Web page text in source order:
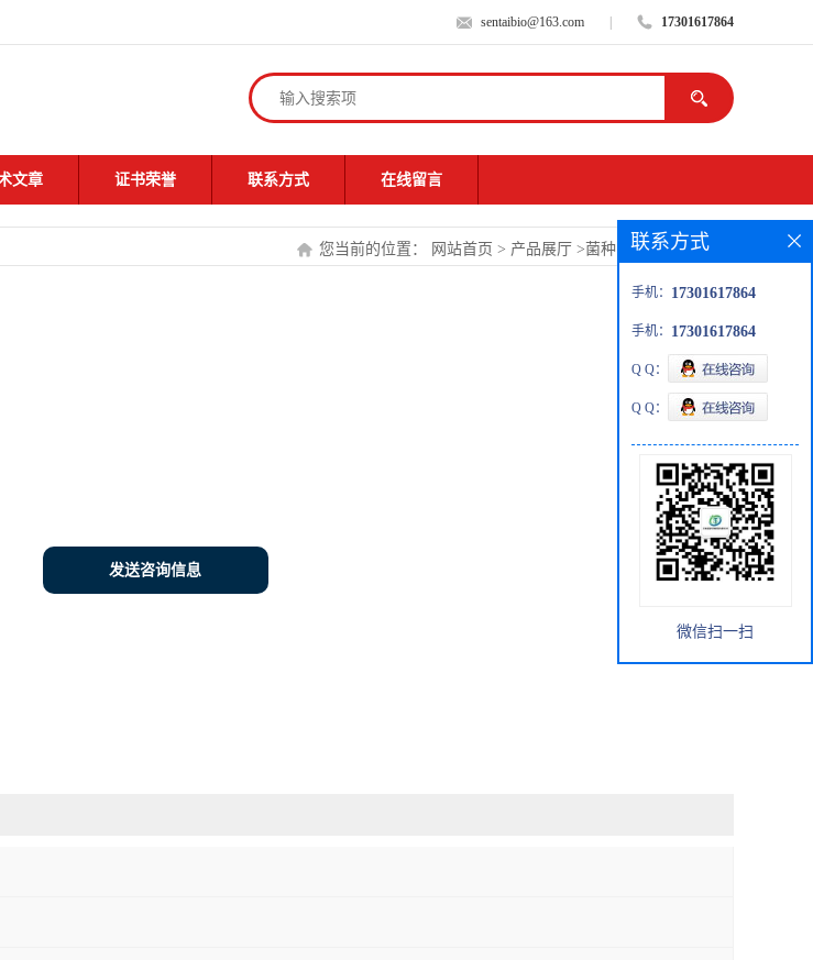
sentaibio@163.com 17301617864
文章 证书荣誉 联系方式 在线留言
您当前的位置： 网站首页 > 产品展厅 >菌种 坚硬棒状杆菌
发送咨询信息
联系方式
手机： 17301617864
手机： 17301617864
Q Q：
Q Q：
微信扫一扫